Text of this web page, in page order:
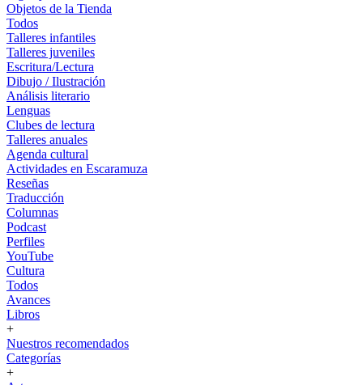
Objetos de la Tienda
Todos
Talleres infantiles
Talleres juveniles
Escritura/Lectura
Dibujo / Ilustración
Análisis literario
Lenguas
Clubes de lectura
Talleres anuales
Agenda cultural
Actividades en Escaramuza
Reseñas
Traducción
Columnas
Podcast
Perfiles
YouTube
Cultura
Todos
Avances
Libros
+
Nuestros recomendados
Categorías
+